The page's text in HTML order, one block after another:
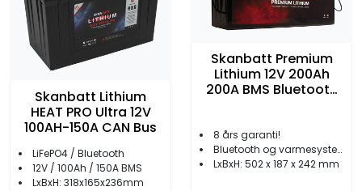
Skanbatt Lithium
HEAT PRO Ultra 12V
100AH-150A CAN Bus
LiFePO4 / Bluetooth
12V / 100Ah / 150A BMS
LxBxH: 318x165x236mm
Skanbatt Premium
Lithium 12V 200Ah
200A BMS Bluetooth
8 års garanti!
Bluetooth og varmesystem
LxBxH: 502 x 187 x 242 mm